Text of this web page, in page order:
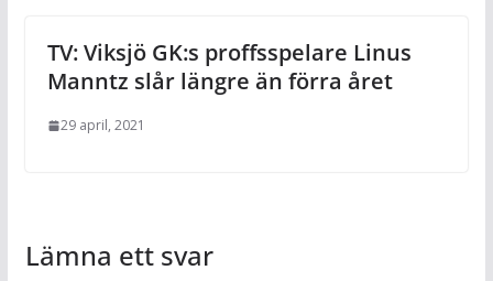
TV: Viksjö GK:s proffsspelare Linus
Manntz slår längre än förra året
29 april, 2021
Lämna ett svar